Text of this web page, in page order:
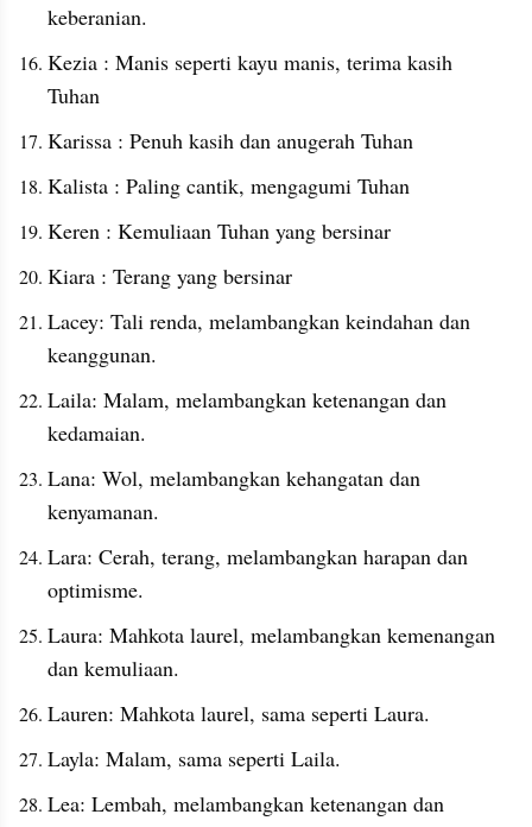
keberanian.
Kezia : Manis seperti kayu manis, terima kasih
Tuhan
Karissa : Penuh kasih dan anugerah Tuhan
Kalista : Paling cantik, mengagumi Tuhan
Keren : Kemuliaan Tuhan yang bersinar
Kiara : Terang yang bersinar
Lacey: Tali renda, melambangkan keindahan dan
keanggunan.
Laila: Malam, melambangkan ketenangan dan
kedamaian.
Lana: Wol, melambangkan kehangatan dan
kenyamanan.
Lara: Cerah, terang, melambangkan harapan dan
optimisme.
Laura: Mahkota laurel, melambangkan kemenangan
dan kemuliaan.
Lauren: Mahkota laurel, sama seperti Laura.
Layla: Malam, sama seperti Laila.
Lea: Lembah, melambangkan ketenangan dan